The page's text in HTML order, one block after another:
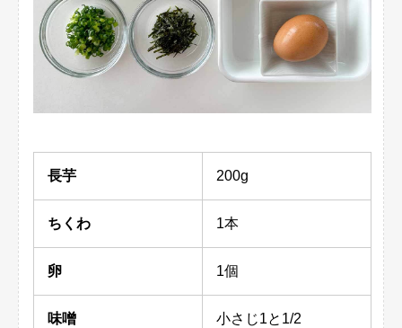
長芋 200g
ちくわ 1本
卵 1個
味噌 小さじ1と1/2